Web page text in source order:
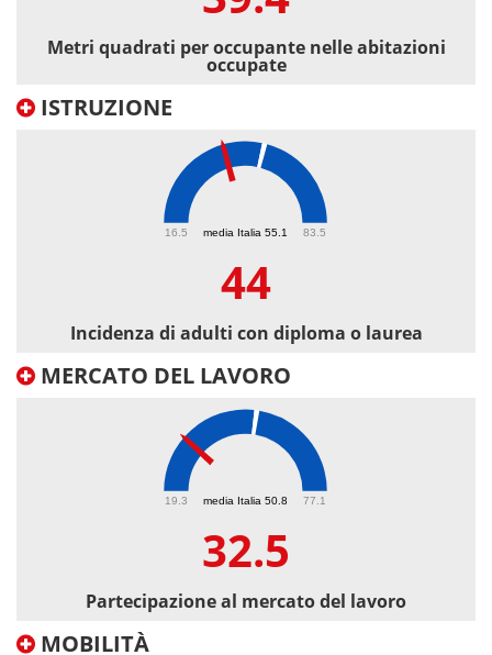
Metri quadrati per occupante nelle abitazioni
occupate
ISTRUZIONE
media Italia 55.1
16.5 83.5
44
Incidenza di adulti con diploma o laurea
MERCATO DEL LAVORO
media Italia 50.8
19.3 77.1
32.5
Partecipazione al mercato del lavoro
MOBILITÀ